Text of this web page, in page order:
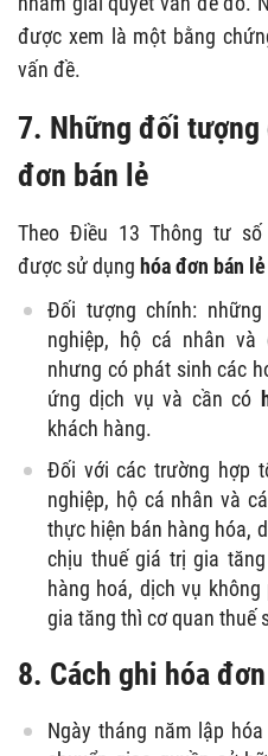
được xem là một bằng
vấn đề.
7. Những đối
đơn bán lẻ
Theo Điều 13 Thông tư số
được sử dụng hóa đơn bán lẻ
Đối tượng chính:
nghiệp, hộ cá nhân và
nhưng có phát sinh các
ứng dịch vụ và cần có
khách hàng.
Đối với các trường hợp
nghiệp, hộ cá nhân và
thực hiện bán hàng hóa,
chịu thuế giá trị gia
hàng hoá, dịch vụ
gia tăng thì cơ quan thuế
8. Cách ghi hóa
Ngày tháng năm lập